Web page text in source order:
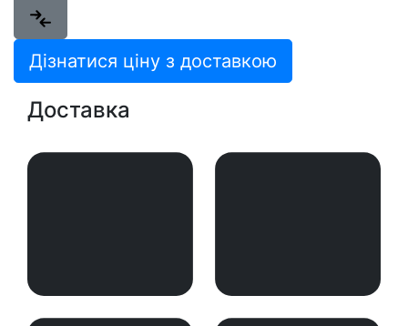
Дізнатися ціну з доставкою
Доставка